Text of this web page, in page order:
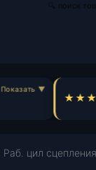
🔍 поиск
Раб. цил